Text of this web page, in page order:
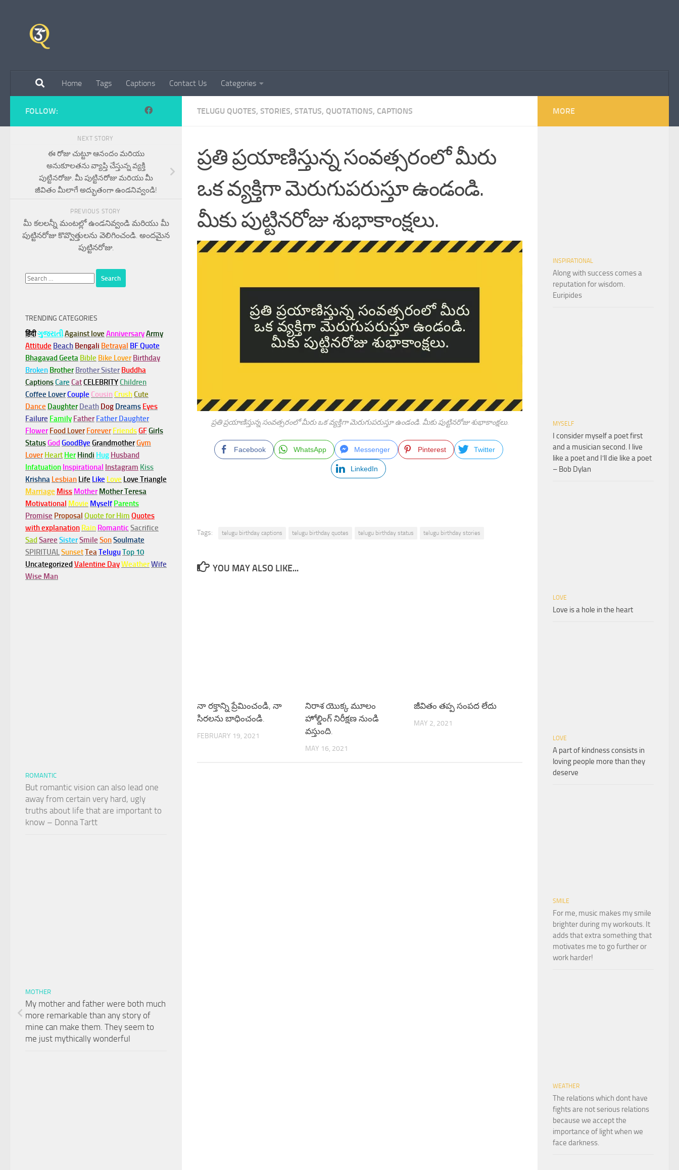
Home Tags Captions Contact Us Categories
TELUGU QUOTES, STORIES, STATUS, QUOTATIONS, CAPTIONS
ప్రతి ప్రయాణిస్తున్న సంవత్సరంలో మీరు
ఒక వ్యక్తిగా మెరుగుపరుస్తూ ఉండండి.
మీకు పుట్టినరోజు శుభాకాంక్షలు.
ప్రతి ప్రయాణిస్తున్న సంవత్సరంలో మీరు ఒక వ్యక్తిగా మెరుగుపరుస్తూ ఉండండి. మీకు పుట్టినరోజు శుభాకాంక్షలు.
Facebook WhatsApp Messenger Pinterest Twitter
LinkedIn
Tags: telugu birthday captions telugu birthday quotes telugu birthday status telugu birthday stories
YOU MAY ALSO LIKE...
నా రక్తాన్ని ప్రేమించండి, నా
సిరలను బాధించండి.
FEBRUARY 19, 2021
నిరాశ యొక్క మూలం
హోల్డింగ్ నిరీక్షణ నుండి
వస్తుంది.
MAY 16, 2021
జీవితం తప్ప సంపద లేదు
MAY 2, 2021
FOLLOW:
NEXT STORY
ఈ రోజు చుట్టూ ఆనందం మరియు
అనుకూలతను వ్యాప్తి చేస్తున్న వ్యక్తి
పుట్టినరోజు. మీ పుట్టినరోజు మరియు మీ
జీవితం మీలాగే అద్భుతంగా ఉండనివ్వండి!
PREVIOUS STORY
మీ కలలన్నీ మంటల్లో ఉండనివ్వండి మరియు మీ
పుట్టినరోజు కొవ్వొత్తులను వెలిగించండి. అందమైన
పుట్టినరోజు.
Search
for:
TRENDING CATEGORIES
हिंदीગુજરાતીAgainst love AnniversaryArmy
Attitude Beach Bengali Betrayal BF Quote
Bhagavad Geeta Bible Bike Lover Birthday
Broken Brother Brother Sister Buddha
CaptionsCare CatCELEBRITYChildren
Coffee LoverCouple Cousin CrushCute
Dance Daughter Death Dog Dreams Eyes
Failure Family Father Father Daughter
Flower Food Lover Forever FriendsGFGirls
StatusGodGoodBye GrandmotherGym
Lover Heart Her Hindi Hug Husband
Infatuation Inspirational Instagram Kiss
Krishna Lesbian Life Like Love Love Triangle
Marriage Miss Mother Mother Teresa
Motivational Movie Myself Parents
Promise Proposal Quote for Him Quotes
with explanation Rain Romantic Sacrifice
SadSaree SisterSmile SonSoulmate
SPIRITUAL SunsetTea TeluguTop 10
UncategorizedValentine DayWeatherWife
Wise Man
ROMANTIC
But romantic vision can also lead one
away from certain very hard, ugly
truths about life that are important to
know – Donna Tartt
MOTHER
My mother and father were both much
more remarkable than any story of
mine can make them. They seem to
me just mythically wonderful
MORE
INSPIRATIONAL
Along with success comes a
reputation for wisdom.
Euripides
MYSELF
I consider myself a poet first
and a musician second. I live
like a poet and I’ll die like a poet
– Bob Dylan
LOVE
Love is a hole in the heart
LOVE
A part of kindness consists in
loving people more than they
deserve
SMILE
For me, music makes my smile
brighter during my workouts. It
adds that extra something that
motivates me to go further or
work harder!
WEATHER
The relations which dont have
fights are not serious relations
because we accept the
importance of light when we
face darkness.